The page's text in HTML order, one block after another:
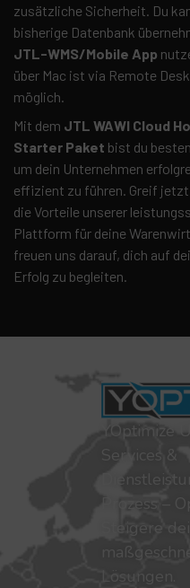
zusätzliche Sicherheit. Du
bisherige Datenbank
JTL-WMS/Mobile App
über Mac ist via Remote
möglich.
Mit dem JTL WAWI Cloud
Starter Paket bist du
um dein Unternehmen
effizient zu führen. Greif jetzt
die Vorteile unserer
Plattform für deine
freuen uns darauf, dich auf
Erfolg zu begleiten.
YOptimize
Services &
Prozess –
Steigere
Lösungen.